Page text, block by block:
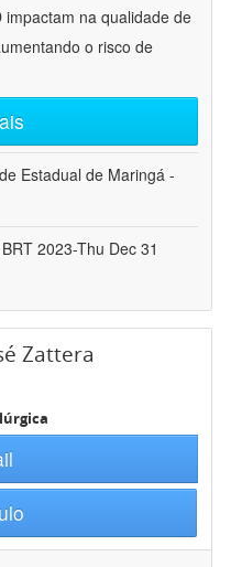
impactam na qualidade de
o risco de
Estadual de Maringá -
2023-Thu Dec 31
Zattera